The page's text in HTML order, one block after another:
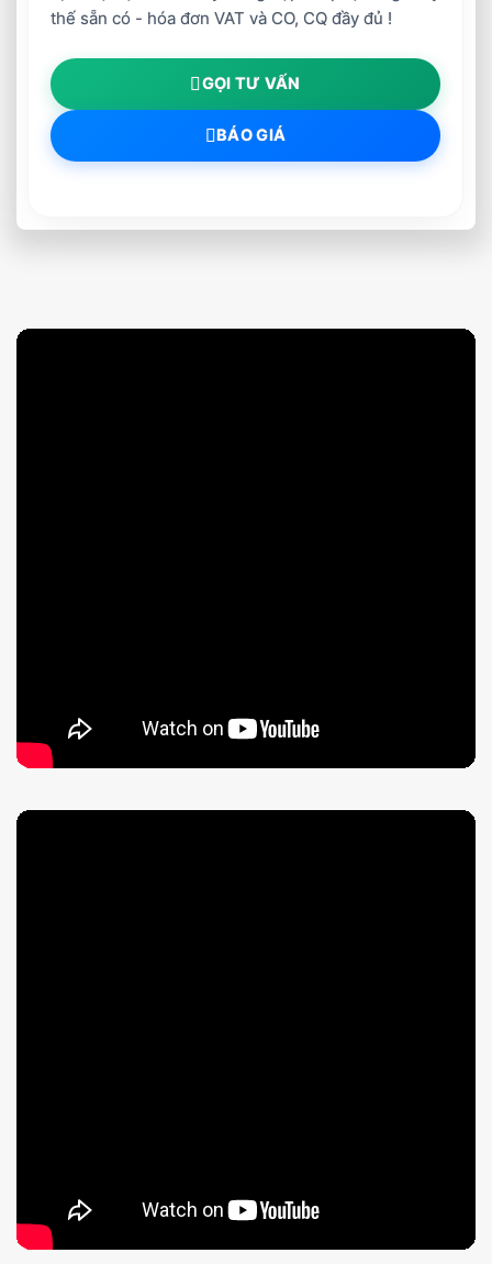
thế sẵn có - hóa đơn VAT và CO, CQ đầy đủ !
GỌI TƯ VẤN
BÁO GIÁ